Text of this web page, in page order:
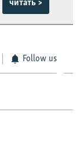
читать >
Follow us